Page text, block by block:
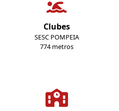
Clubes
SESC POMPEIA
774 metros